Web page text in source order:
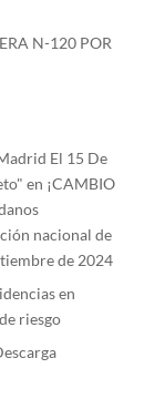
N-120 POR
El 15 De
en ¡CAMBIO
nacional de
de 2024
en
riesgo